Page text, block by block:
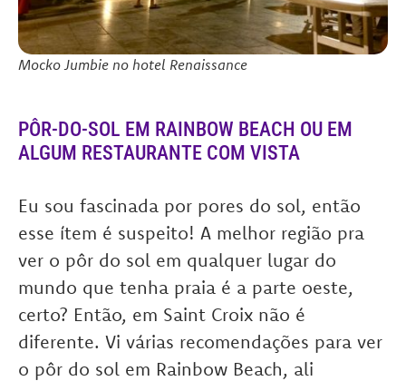
Mocko Jumbie no hotel Renaissance
PÔR-DO-SOL EM RAINBOW BEACH OU EM
ALGUM RESTAURANTE COM VISTA
Eu sou fascinada por pores do sol, então
esse ítem é suspeito! A melhor região pra
ver o pôr do sol em qualquer lugar do
mundo que tenha praia é a parte oeste,
certo? Então, em Saint Croix não é
diferente. Vi várias recomendações para ver
o pôr do sol em Rainbow Beach, ali